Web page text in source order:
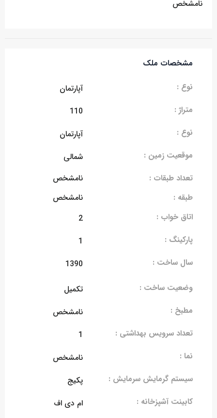
نامشخص
مشخصات ملک
نوع :
آپارتمان
متراژ :
110
نوع :
آپارتمان
موقعیت زمین :
شمالی
تعداد طبقات :
نامشخص
طبقه :
نامشخص
اتاق خواب :
2
پارکینگ :
1
سال ساخت :
1390
وضعیت ساخت :
تکمیل
مطبخ :
نامشخص
تعداد سرویس بهداشتی :
1
نما :
نامشخص
سیستم گرمایش سرمایش :
پکیج
کابینت آشپزخانه :
ام دی اف